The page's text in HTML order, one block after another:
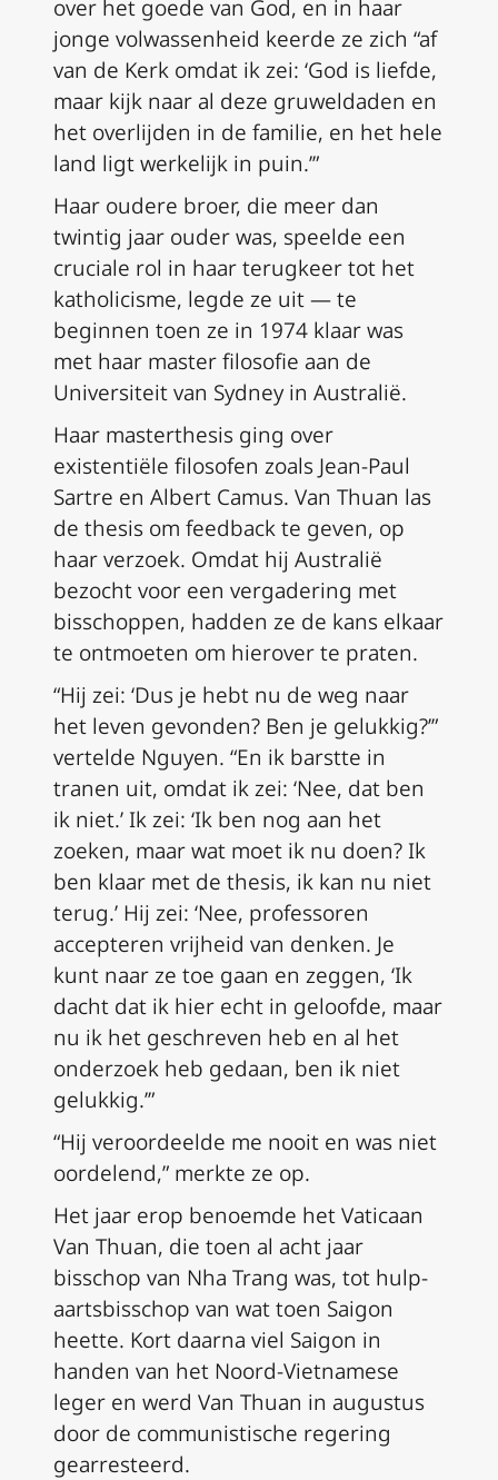
over het goede van God, en in haar
jonge volwassenheid keerde ze zich “af
van de Kerk omdat ik zei: ‘God is liefde,
maar kijk naar al deze gruweldaden en
het overlijden in de familie, en het hele
land ligt werkelijk in puin.’”
Haar oudere broer, die meer dan
twintig jaar ouder was, speelde een
cruciale rol in haar terugkeer tot het
katholicisme, legde ze uit — te
beginnen toen ze in 1974 klaar was
met haar master filosofie aan de
Universiteit van Sydney in Australië.
Haar masterthesis ging over
existentiële filosofen zoals Jean-Paul
Sartre en Albert Camus. Van Thuan las
de thesis om feedback te geven, op
haar verzoek. Omdat hij Australië
bezocht voor een vergadering met
bisschoppen, hadden ze de kans elkaar
te ontmoeten om hierover te praten.
“Hij zei: ‘Dus je hebt nu de weg naar
het leven gevonden? Ben je gelukkig?’”
vertelde Nguyen. “En ik barstte in
tranen uit, omdat ik zei: ‘Nee, dat ben
ik niet.’ Ik zei: ‘Ik ben nog aan het
zoeken, maar wat moet ik nu doen? Ik
ben klaar met de thesis, ik kan nu niet
terug.’ Hij zei: ‘Nee, professoren
accepteren vrijheid van denken. Je
kunt naar ze toe gaan en zeggen, ‘Ik
dacht dat ik hier echt in geloofde, maar
nu ik het geschreven heb en al het
onderzoek heb gedaan, ben ik niet
gelukkig.’”
“Hij veroordeelde me nooit en was niet
oordelend,” merkte ze op.
Het jaar erop benoemde het Vaticaan
Van Thuan, die toen al acht jaar
bisschop van Nha Trang was, tot hulp-
aartsbisschop van wat toen Saigon
heette. Kort daarna viel Saigon in
handen van het Noord-Vietnamese
leger en werd Van Thuan in augustus
door de communistische regering
gearresteerd.